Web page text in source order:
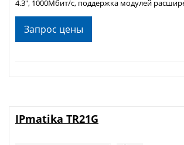
Запрос цены
4.3", 1000Мбит/с, поддержка модулей
IPmatika TR21G